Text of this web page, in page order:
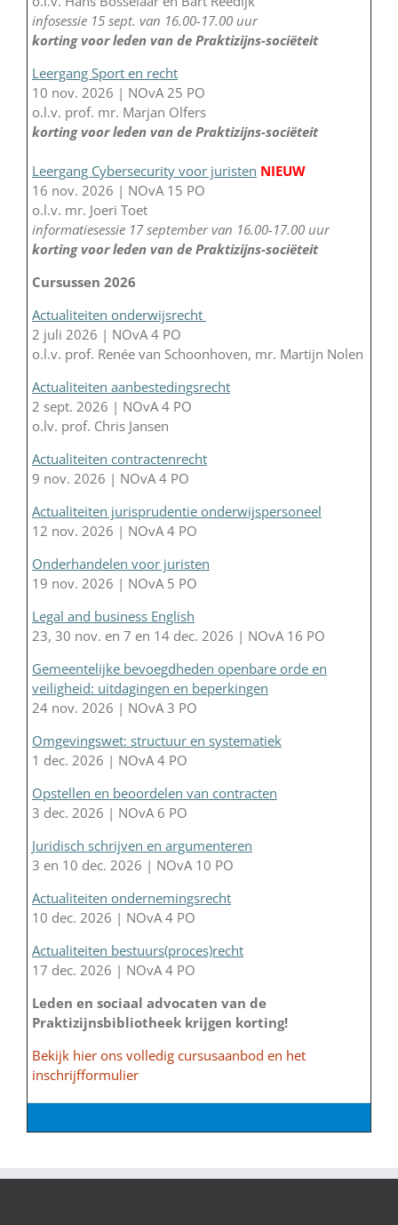
infosessie 15 sept. van 16.00-17.00 uur
korting voor leden van de Praktizijns-sociëteit
Leergang Sport en recht
10 nov. 2026 | NOvA 25 PO
o.l.v. prof. mr. Marjan Olfers
korting voor leden van de Praktizijns-sociëteit
Leergang Cybersecurity voor juristen NIEUW
16 nov. 2026 | NOvA 15 PO
o.l.v. mr. Joeri Toet
informatiesessie 17 september van 16.00-17.00 uur
korting voor leden van de Praktizijns-sociëteit
Cursussen 2026
Actualiteiten onderwijsrecht
2 juli 2026 | NOvA 4 PO
o.l.v. prof. Renée van Schoonhoven, mr. Martijn Nolen
Actualiteiten aanbestedingsrecht
2 sept. 2026 | NOvA 4 PO
o.lv. prof. Chris Jansen
Actualiteiten contractenrecht
9 nov. 2026 | NOvA 4 PO
Actualiteiten jurisprudentie onderwijspersoneel
12 nov. 2026 | NOvA 4 PO
Onderhandelen voor juristen
19 nov. 2026 | NOvA 5 PO
Legal and business English
23, 30 nov. en 7 en 14 dec. 2026 | NOvA 16 PO
Gemeentelijke bevoegdheden openbare orde en
veiligheid: uitdagingen en beperkingen
24 nov. 2026 | NOvA 3 PO
Omgevingswet: structuur en systematiek
1 dec. 2026 | NOvA 4 PO
Opstellen en beoordelen van contracten
3 dec. 2026 | NOvA 6 PO
Juridisch schrijven en argumenteren
3 en 10 dec. 2026 | NOvA 10 PO
Actualiteiten ondernemingsrecht
10 dec. 2026 | NOvA 4 PO
Actualiteiten bestuurs(proces)recht
17 dec. 2026 | NOvA 4 PO
Leden en sociaal advocaten van de
Praktizijnsbibliotheek krijgen korting!
Bekijk hier ons volledig cursusaanbod en het
inschrijfformulier